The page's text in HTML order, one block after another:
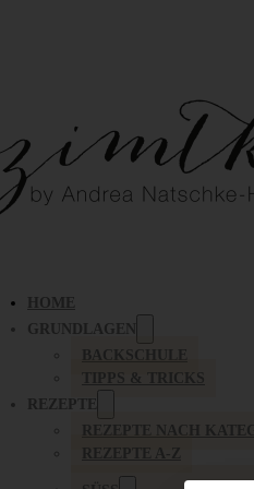
HOME
GRUNDLAGEN
BACKSCHULE
TIPPS & TRICKS
REZEPTE
REZEPTE NACH
REZEPTE A-Z